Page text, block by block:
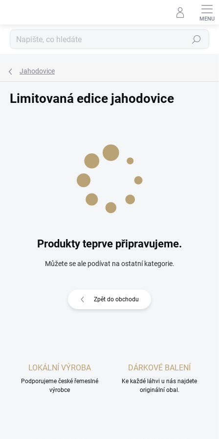
Hledat
Jahodovice
Limitovaná edice jahodovice
Produkty teprve připravujeme.
Můžete se ale podívat na ostatní kategorie.
Zpět do obchodu
LOKÁLNÍ VÝROBA
Podporujeme české řemeslné
výrobce
DÁRKOVÉ BALENÍ
Ke každé láhvi u nás najdete
originální obal.